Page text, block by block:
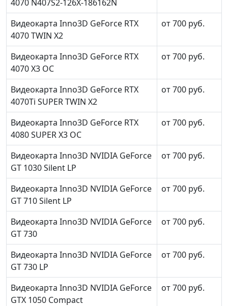
4070 N407S2-126X-186162N
Видеокарта Inno3D GeForce RTX
4070 TWIN X2
от 700 руб.
Видеокарта Inno3D GeForce RTX
4070 X3 OC
от 700 руб.
Видеокарта Inno3D GeForce RTX
4070Ti SUPER TWIN X2
от 700 руб.
Видеокарта Inno3D GeForce RTX
4080 SUPER X3 OC
от 700 руб.
Видеокарта Inno3D NVIDIA GeForce
GT 1030 Silent LP
от 700 руб.
Видеокарта Inno3D NVIDIA GeForce
GT 710 Silent LP
от 700 руб.
Видеокарта Inno3D NVIDIA GeForce
GT 730
от 700 руб.
Видеокарта Inno3D NVIDIA GeForce
GT 730 LP
от 700 руб.
Видеокарта Inno3D NVIDIA GeForce
GTX 1050 Compact
от 700 руб.